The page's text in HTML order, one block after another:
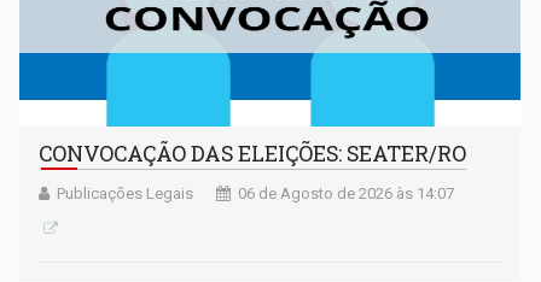
CONVOCAÇÃO DAS ELEIÇÕES: SEATER/RO
Publicações Legais 06 de Agosto de 2026 às 14:07